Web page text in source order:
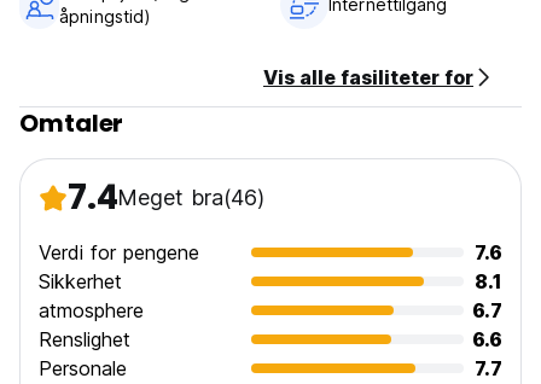
åpningstid)
Internettilgang
Vis alle fasiliteter for
Omtaler
7.4Meget bra(46)
Verdi for pengene
7.6
Sikkerhet
8.1
atmosphere
6.7
Renslighet
6.6
Personale
7.7